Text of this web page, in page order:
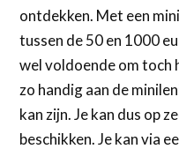
ontdekken. Met een
tussen de 50 en 1000
wel voldoende om toch
zo handig aan de
kan zijn. Je kan dus op
beschikken. Je kan via